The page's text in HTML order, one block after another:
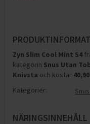
Zyn Slim Cool Mint S4
kategorin Snus Utan
Knivsta och kostar 40,90
Kategorier:
NÄRINGSINNEHÅLL